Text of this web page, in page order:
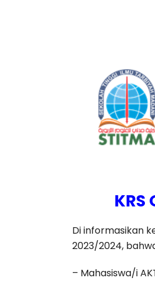
Di informasikan
2023/2024,
– Mahasiswa/i